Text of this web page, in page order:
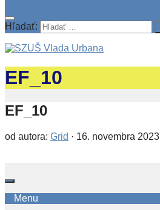
Hľadať:
EF_10
EF_10
od autora: Grid · 16. novembra 2023
Menu